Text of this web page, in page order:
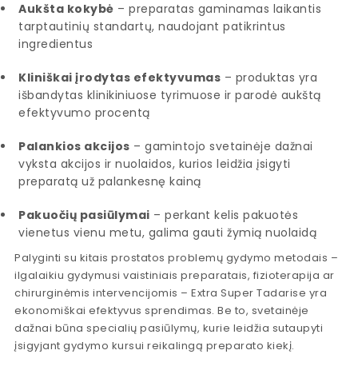
Aukšta kokybė – preparatas gaminamas laikantis
tarptautinių standartų, naudojant patikrintus
ingredientus
Kliniškai įrodytas efektyvumas – produktas yra
išbandytas klinikiniuose tyrimuose ir parodė aukštą
efektyvumo procentą
Palankios akcijos – gamintojo svetainėje dažnai
vyksta akcijos ir nuolaidos, kurios leidžia įsigyti
preparatą už palankesnę kainą
Pakuočių pasiūlymai – perkant kelis pakuotės
vienetus vienu metu, galima gauti žymią nuolaidą
Palyginti su kitais prostatos problemų gydymo metodais –
ilgalaikiu gydymusi vaistiniais preparatais, fizioterapija ar
chirurginėmis intervencijomis – Extra Super Tadarise yra
ekonomiškai efektyvus sprendimas. Be to, svetainėje
dažnai būna specialių pasiūlymų, kurie leidžia sutaupyti
įsigyjant gydymo kursui reikalingą preparato kiekį.